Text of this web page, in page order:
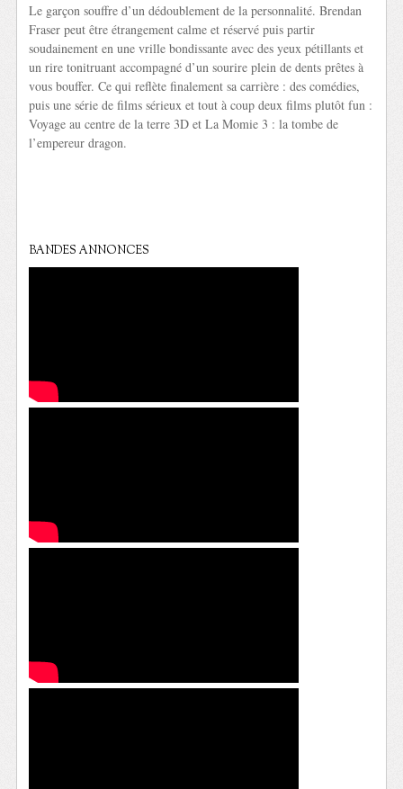
Le garçon souffre d’un dédoublement de la personnalité. Brendan
Fraser peut être étrangement calme et réservé puis partir
soudainement en une vrille bondissante avec des yeux pétillants et
un rire tonitruant accompagné d’un sourire plein de dents prêtes à
vous bouffer. Ce qui reflète finalement sa carrière : des comédies,
puis une série de films sérieux et tout à coup deux films plutôt fun :
Voyage au centre de la terre 3D et La Momie 3 : la tombe de
l’empereur dragon.
BANDES ANNONCES